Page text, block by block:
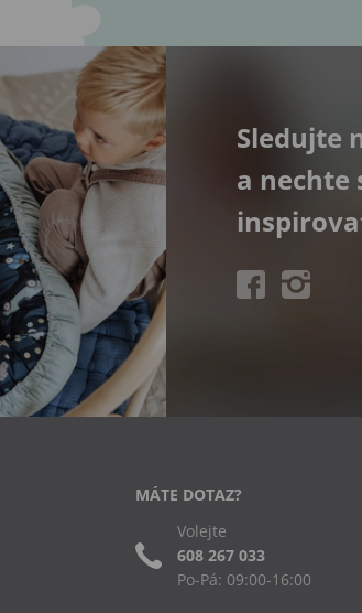
Sledujte
a nechte
MÁTE DOTAZ?
Volejte
608 267 033
Po-Pá: 09:00-16:00